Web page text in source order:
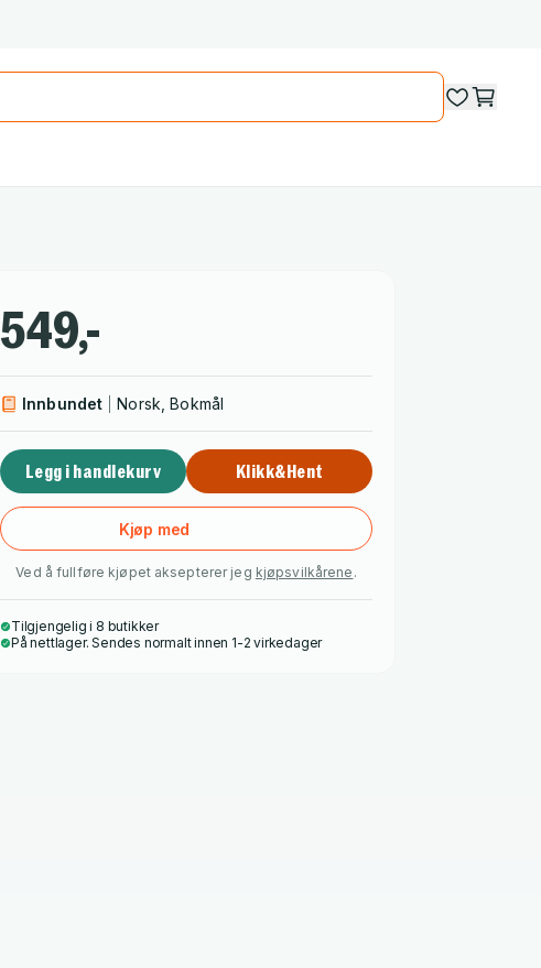
549,-
Innbundet Norsk, Bokmål
Legg i handlekurv Klikk&Hent
Kjøp med
Ved å fullføre kjøpet aksepterer jeg kjøpsvilkårene .
Tilgjengelig i 8 butikker
På nettlager. Sendes normalt innen 1-2 virkedager